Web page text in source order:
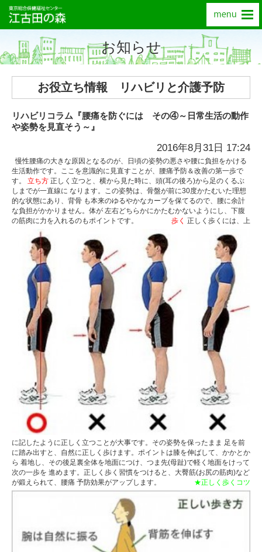
お知らせ
お役立ち情報 リハビリと介護予防
リハビリコラム『腰痛を防ぐには その④～日常生活の動作
や姿勢を見直そう～』
2016年8月31日 17:24
慢性腰痛の大きな原因となるのが、日頃の姿勢の悪さや腰に負担をかける
生活動作です。ここを意識的に見直すことが、腰痛予防＆改善の第一歩で
す。 立ち方 正しく立つと、横から見た時に、頭(耳の後ろ)から足のくるぶ
しまでが一直線に なります。この姿勢は、骨盤が前に30度かたむいた理想
的な状態にあり、背骨 も本来のゆるやかなカーブを保てるので、腰に余計
な負担がかかりません。体が 左右どちらかにかたむかないようにし、下腹
の筋肉に力を入れるのもポイントです。
歩く 正しく歩くには、上
に記したように正しく立つことが大事です。その姿勢を保ったまま 足を前
に踏み出すと、自然に正しく歩けます。ポイントは膝を伸ばして、かかとか
ら 着地し、その後足裏全体を地面につけ、つま先(母趾)で軽く地面をけって
次の一歩を 進めます。正しく歩く習慣をつけると、大臀筋(お尻の筋肉)など
が鍛えられて、腰痛 予防効果がアップします。
★正しく歩くコツ